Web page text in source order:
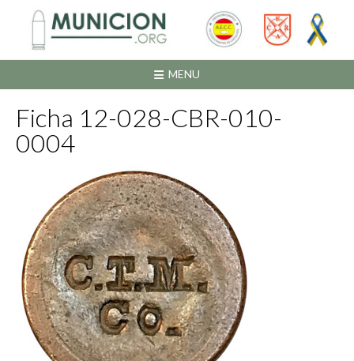
contenido
MENU
Ficha 12-028-CBR-010-
0004